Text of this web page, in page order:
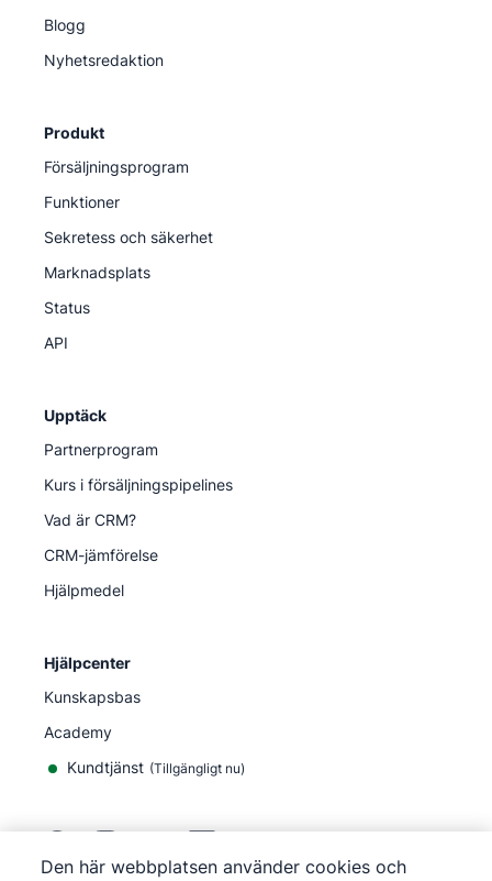
Blogg
Nyhetsredaktion
Produkt
Försäljningsprogram
Funktioner
Sekretess och säkerhet
Marknadsplats
Status
API
Upptäck
Partnerprogram
Kurs i försäljningspipelines
Vad är CRM?
CRM-jämförelse
Hjälpmedel
Hjälpcenter
Kunskapsbas
Academy
Kundtjänst (Tillgängligt nu)
Den här webbplatsen använder cookies och